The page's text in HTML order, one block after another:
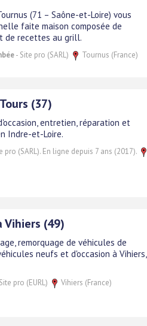
(71 – Saône-et-Loire) vous
faite maison composée de
de recettes au grill.
- Site pro (SARL) Tournus (France)
(37)
entretien, réparation et
Indre-et-Loire.
pro (SARL). En ligne depuis 7 ans (2017).
Vihiers (49)
remorquage de véhicules de
neufs et d'occasion à Vihiers,
pro (EURL) Vihiers (France)